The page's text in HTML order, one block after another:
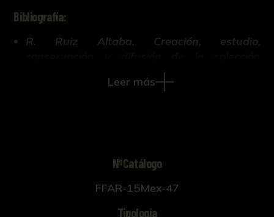
Bibliografía:
R. Ruiz Altaba, Creación, estudio,
histórico-científica de la Facultad de
Farmacia de Sevilla (Tesis doctoral inédita,
Leer más
NºCatálogo
FFAR-15Mex-47
Tipología